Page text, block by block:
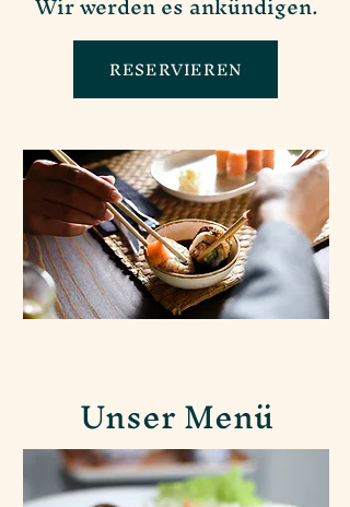
RESERVIEREN
Unser Menü